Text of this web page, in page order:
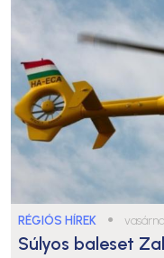
RÉGIÓS HÍREK ●
Súlyos baleset